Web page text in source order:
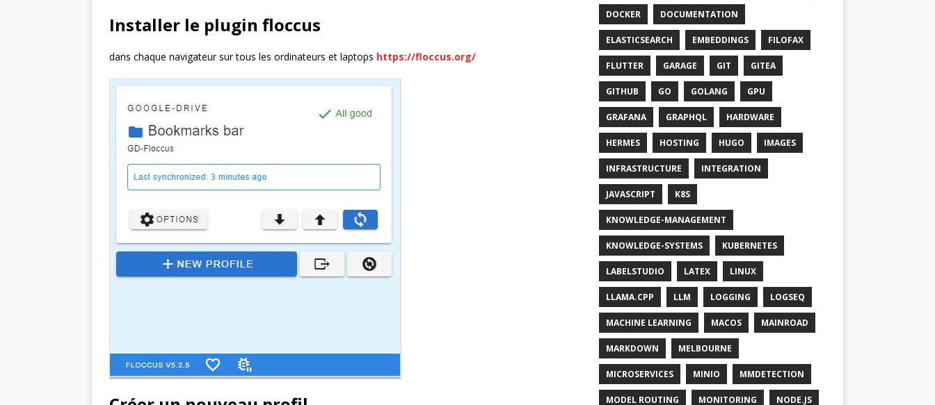
Installer le plugin floccus
dans chaque navigateur sur tous les ordinateurs et laptops https://floccus.org/
DOCKER DOCUMENTATION
ELASTICSEARCH EMBEDDINGS FILOFAX
FLUTTER GARAGE GIT GITEA
GITHUB GO GOLANG GPU
GRAFANA GRAPHQL HARDWARE
HERMES HOSTING HUGO IMAGES
INFRASTRUCTURE INTEGRATION
JAVASCRIPT K8S
KNOWLEDGE-MANAGEMENT
KNOWLEDGE-SYSTEMS KUBERNETES
LABELSTUDIO LATEX LINUX
LLAMA.CPP LLM LOGGING LOGSEQ
MACHINE LEARNING MACOS MAINROAD
MARKDOWN MELBOURNE
MICROSERVICES MINIO MMDETECTION
MODEL ROUTING MONITORING NODE.JS